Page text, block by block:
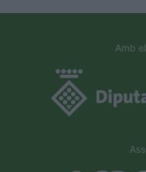
Amb